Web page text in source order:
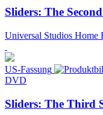
Sliders: The
Universal Studios Home
US-Fassung
DVD
Sliders: The Third